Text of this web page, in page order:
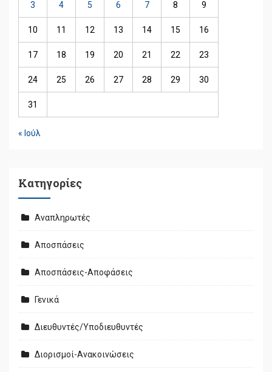
3 4 5 6 7 8 9
10 11 12 13 14 15 16
17 18 19 20 21 22 23
24 25 26 27 28 29 30
31
« Ιούλ
Kατηγορίες
Αναπληρωτές
Αποσπάσεις
Αποσπάσεις-Αποφάσεις
Γενικά
Διευθυντές/Υποδιευθυντές
Διορισμοί-Ανακοινώσεις